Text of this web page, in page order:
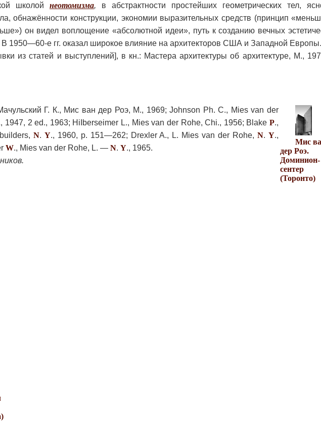
школой неотомизма, в абстрактности простейших геометрических тел,
обнажённости конструкции, экономии выразительных средств (принцип
он видел воплощение «абсолютной идеи», путь к созданию вечных
В 1950—60-е гг. оказал широкое влияние на архитекторов США и Западной Европы.
из статей и выступлений], в кн.: Мастера архитектуры об архитектуре, М.,
Мис
дер Роэ.
Доминион-
сентер
(Торонто)
Г. К., Мис ван дер Роэ, М., 1969; Johnson Ph. С., Mies van der
1947, 2 ed., 1963; HiIberseimer L., Mies van der Rohe, Chi., 1956; Blake P.,
N. Y., 1960, p. 151—262; Drexler A., L. Mies van der Rohe,N.Y.,
W., Mies van der Rohe, L. — N. Y., 1965.